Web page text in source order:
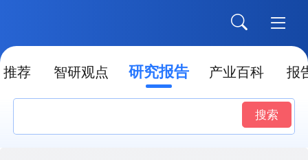
推荐 智研观点 研究报告 产业百科 报
搜索